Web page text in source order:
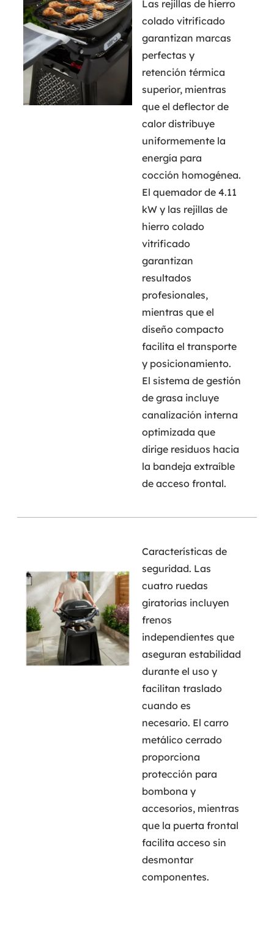
Las rejillas de hierro
colado vitrificado
garantizan marcas
perfectas y
retención térmica
superior, mientras
que el deflector de
calor distribuye
uniformemente la
energía para
cocción homogénea.
El quemador de 4.11
kW y las rejillas de
hierro colado
vitrificado
garantizan
resultados
profesionales,
mientras que el
diseño compacto
facilita el transporte
y posicionamiento.
El sistema de gestión
de grasa incluye
canalización interna
optimizada que
dirige residuos hacia
la bandeja extraíble
de acceso frontal.
Características de
seguridad. Las
cuatro ruedas
giratorias incluyen
frenos
independientes que
aseguran estabilidad
durante el uso y
facilitan traslado
cuando es
necesario. El carro
metálico cerrado
proporciona
protección para
bombona y
accesorios, mientras
que la puerta frontal
facilita acceso sin
desmontar
componentes.